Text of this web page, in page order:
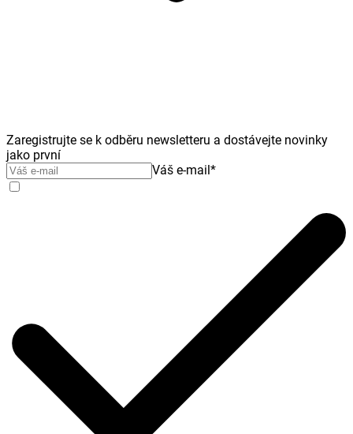
Zaregistrujte se k odběru newsletteru a dostávejte novinky
jako první
Váš e-mail*